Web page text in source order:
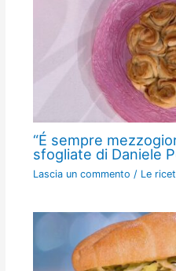
“É sempre
sfogliate di Daniele
Lascia un commento / Le